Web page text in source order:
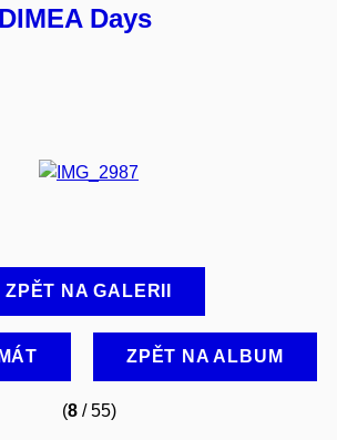
Days
ZPĚT NA GALERII
ZPĚT NA ALBUM
(8/ 55)